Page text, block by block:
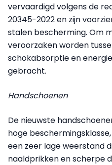
vervaardigd volgens de
20345-2022 en zijn
stalen bescherming. Om
veroorzaken worden
schokabsorptie en
gebracht.
Handschoenen
De nieuwste
hoge
een zeer lage weerstand
naaldprikken en scherpe